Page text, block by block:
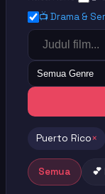
📺 Drama &
Semua Genre
Puerto Rico×
Semua